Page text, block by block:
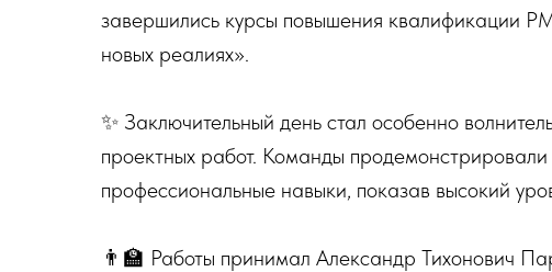
завершились курсы повышения квалификации
новых реалиях».
✨ Заключительный день стал особенно
проектных работ. Команды продемонстрировали
профессиональные навыки, показав высокий
👨‍🏫 Работы принимал Александр Тихонович